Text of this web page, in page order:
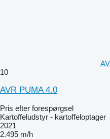
10
AVR PUMA 4.0
Pris efter forespørgsel
Kartoffeludstyr - kartoffeloptager
2021
2.495 m/h